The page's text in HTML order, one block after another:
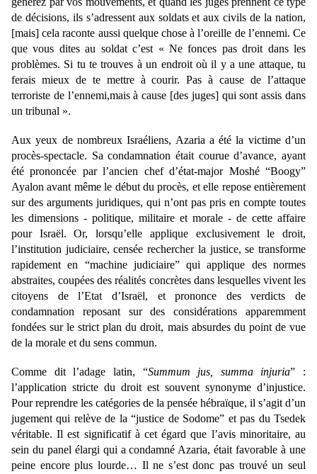
de décisions, ils s’adressent aux soldats et aux civils de la nation,
[mais] cela raconte aussi quelque chose à l’oreille de l’ennemi. Ce
que vous dites au soldat c’est « Ne fonces pas droit dans les
problèmes. Si tu te trouves à un endroit où il y a une attaque, tu
ferais mieux de te mettre à courir. Pas à cause de l’attaque
terroriste de l’ennemi,mais à cause [des juges] qui sont assis dans
un tribunal ».
Aux yeux de nombreux Israéliens, Azaria a été la victime d’un
procès-spectacle. Sa condamnation était courue d’avance, ayant
été prononcée par l’ancien chef d’état-major Moshé “Boogy”
Ayalon avant même le début du procès, et elle repose entièrement
sur des arguments juridiques, qui n’ont pas pris en compte toutes
les dimensions - politique, militaire et morale - de cette affaire
pour Israël. Or, lorsqu’elle applique exclusivement le droit,
l’institution judiciaire, censée rechercher la justice, se transforme
rapidement en “machine judiciaire” qui applique des normes
abstraites, coupées des réalités concrètes dans lesquelles vivent les
citoyens de l’Etat d’Israël, et prononce des verdicts de
condamnation reposant sur des considérations apparemment
fondées sur le strict plan du droit, mais absurdes du point de vue
de la morale et du sens commun.
Comme dit l’adage latin, “Summum jus, summa injuria” :
l’application stricte du droit est souvent synonyme d’injustice.
Pour reprendre les catégories de la pensée hébraïque, il s’agit d’un
jugement qui relève de la “justice de Sodome” et pas du Tsedek
véritable. Il est significatif à cet égard que l’avis minoritaire, au
sein du panel élargi qui a condamné Azaria, était favorable à une
peine encore plus lourde… Il ne s’est donc pas trouvé un seul